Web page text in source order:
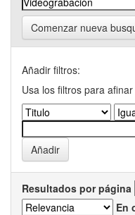
Comenzar nueva
Añadir filtros:
Usa los filtros para
Resultados por página
En